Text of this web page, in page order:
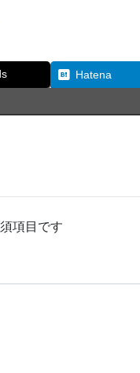
Hatena
項目です